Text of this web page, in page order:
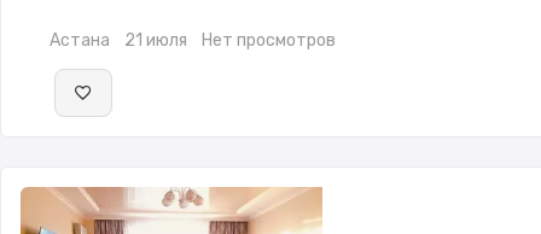
Астана 21 июля Нет просмотров